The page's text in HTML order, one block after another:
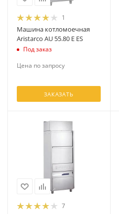
1
Машина котломоечная
Aristarco AU 55.80 E ES
Под заказ
Цена по запросу
ЗАКАЗАТЬ
7